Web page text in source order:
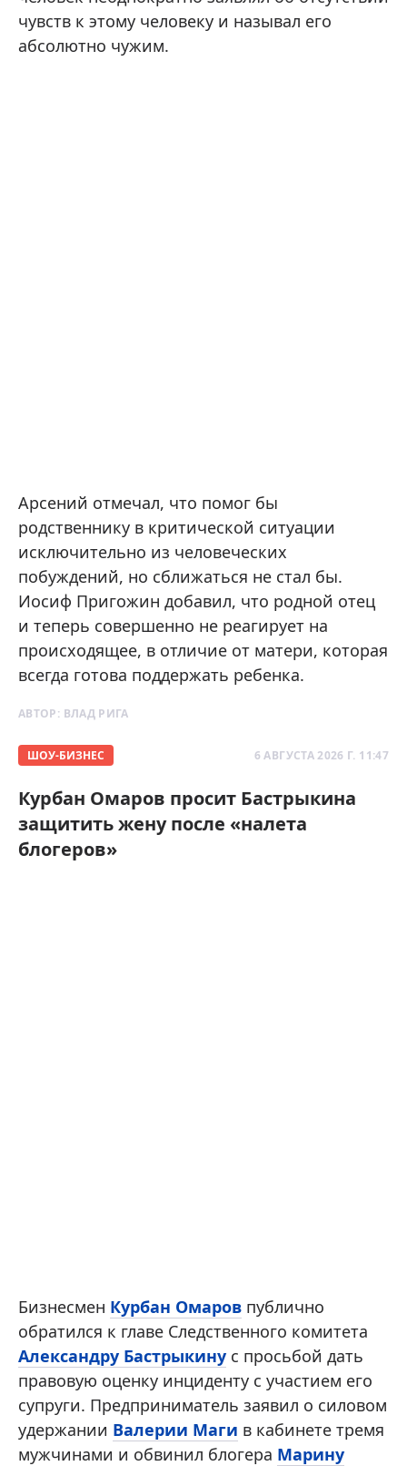
чувств к этому человеку и называл его
абсолютно чужим.
Арсений отмечал, что помог бы
родственнику в критической ситуации
исключительно из человеческих
побуждений, но сближаться не стал бы.
Иосиф Пригожин добавил, что родной отец
и теперь совершенно не реагирует на
происходящее, в отличие от матери, которая
всегда готова поддержать ребенка.
АВТОР: ВЛАД РИГА
ШОУ-БИЗНЕС 6 АВГУСТА 2026 Г. 11:47
Курбан Омаров просит Бастрыкина
защитить жену после «налета
блогеров»
Бизнесмен Курбан Омаров публично
обратился к главе Следственного комитета
Александру Бастрыкину с просьбой дать
правовую оценку инциденту с участием его
супруги. Предприниматель заявил о силовом
удержании Валерии Маги в кабинете тремя
мужчинами и обвинил блогера Марину